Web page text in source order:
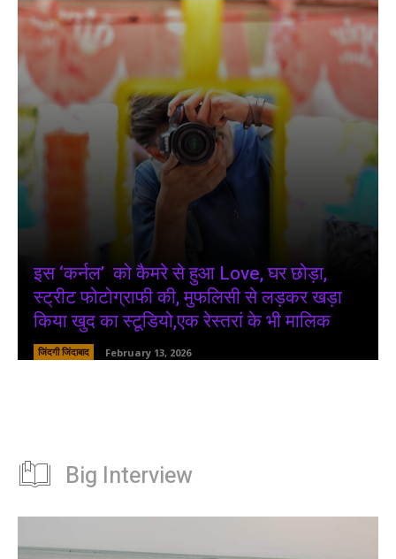
इस ‘कर्नल’ को कैमरे से हुआ Love, घर छोड़ा,
स्ट्रीट फोटोग्राफी की, मुफलिसी से लड़कर खड़ा
किया खुद का स्टूडियो,एक रेस्तरां के भी मालिक
जिंदगी जिंदाबाद February 13, 2026
Big Interview